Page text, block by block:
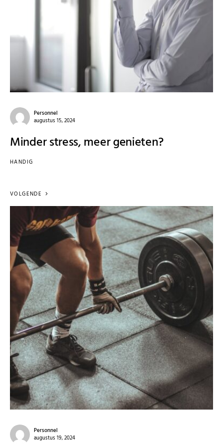
Personnel
augustus 15, 2024
Minder stress, meer genieten?
HANDIG
VOLGENDE
Personnel
augustus 19, 2024